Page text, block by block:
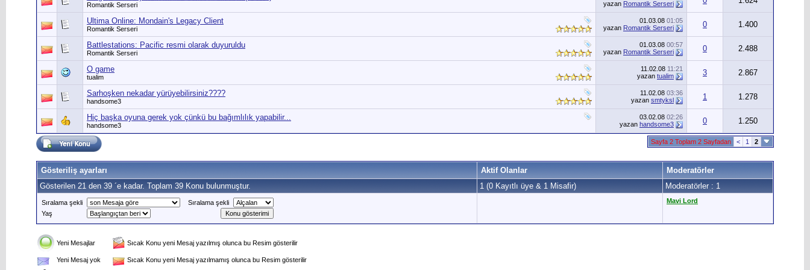
Romantik Serseri
yazan Romantik Serseri
Ultima Online: Mondain's Legacy Client
Romantik Serseri
01.03.08 01:05
yazan Romantik Serseri 0 1.400
Battlestations: Pacific resmi olarak duyuruldu
Romantik Serseri
01.03.08 00:57
yazan Romantik Serseri 0 2.488
O game
tualim
11.02.08 11:21
yazan tualim 3 2.867
Sarhoşken nekadar yürüyebilirsiniz????
handsome3
11.02.08 03:36
yazan smtyksl 1 1.278
Hiç başka oyuna gerek yok çünkü bu bağımlılık yapabilir...
handsome3
03.02.08 02:26
yazan handsome3 0 1.250
Sayfa 2 Toplam 2 Sayfadan < 1 2
Gösteriliş ayarları Aktif Olanlar
Moderatörler
Gösterilen 21 den 39 ´e kadar. Toplam 39 Konu bulunmuştur.
1 (0 Kayıtlı üye & 1 Misafir) Moderatörler : 1
Sıralama şekli
Sıralama şekli
Yaş
Mavi Lord
Yeni Mesajlar Sıcak Konu yeni Mesaj yazılmış olunca bu Resim gösterilir
Yeni Mesaj yok Sıcak Konu yeni Mesaj yazılmamış olunca bu Resim gösterilir